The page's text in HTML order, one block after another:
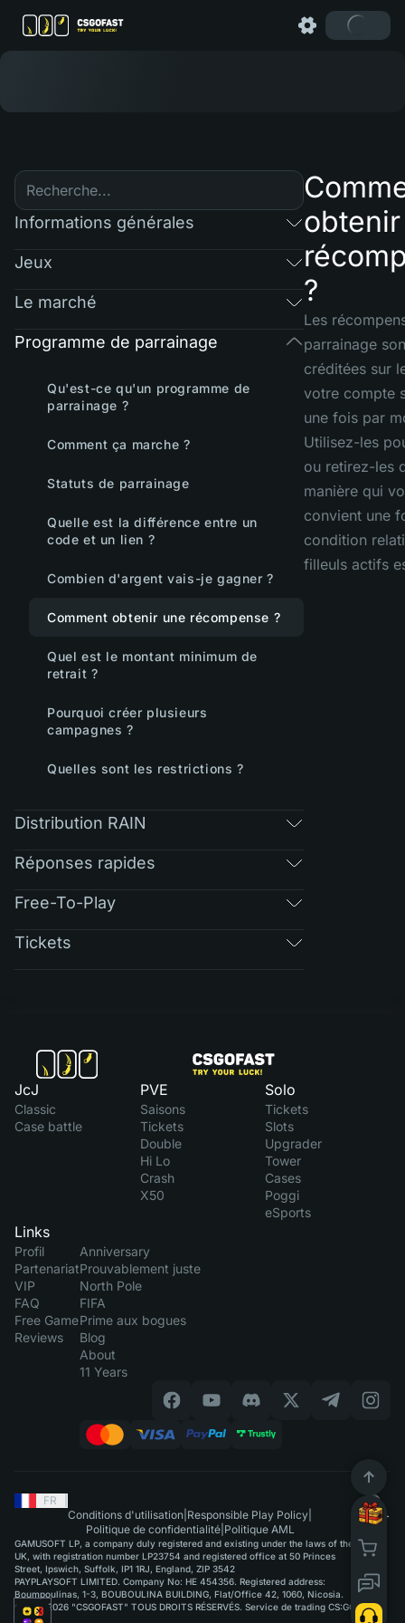
Informations générales
Jeux
Le marché
Programme de parrainage
Qu'est-ce qu'un programme de
parrainage ?
Comment ça marche ?
Statuts de parrainage
Quelle est la différence entre un
code et un lien ?
Combien d'argent vais-je gagner ?
Comment obtenir une récompense ?
Quel est le montant minimum de
retrait ?
Pourquoi créer plusieurs
campagnes ?
Quelles sont les restrictions ?
Distribution RAIN
Réponses rapides
Free-To-Play
Tickets
?
Les
parrainage
créditées sur
votre compte
une fois par
Utilisez-les
ou retirez-les
manière qui
convient une
condition
filleuls actifs
JcJ
Classic
Case battle
PVE
Saisons
Tickets
Double
Hi Lo
Crash
X50
Solo
Tickets
Slots
Upgrader
Tower
Cases
Poggi
eSports
Links
Profil
Partenariat
VIP
FAQ
Free Game
Reviews
Anniversary
Prouvablement juste
North Pole
FIFA
Prime aux bogues
Blog
About
11 Years
FR
Conditions d'utilisation Responsible Play Policy
Politique de confidentialité| Politique AML
GAMUSOFT LP, a company duly registered and existing under the laws of the
UK, with registration number LP23754 and registered office at 50 Princes
Street, Ipswich, Suffolk, IP1 1RJ, England, ZIP 3542
PAYPLAYSOFT LIMITED. Company No: HE 454356. Registered address:
Boumpoulinas, 1-3, BOUBOULINA BUILDING, Flat/Office 42, 1060, Nicosia.
©2015-2026 "CSGOFAST" TOUS DROITS RÉSERVÉS. Service de trading CS:GO